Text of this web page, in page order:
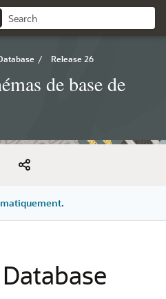
/ Release 26
de base de